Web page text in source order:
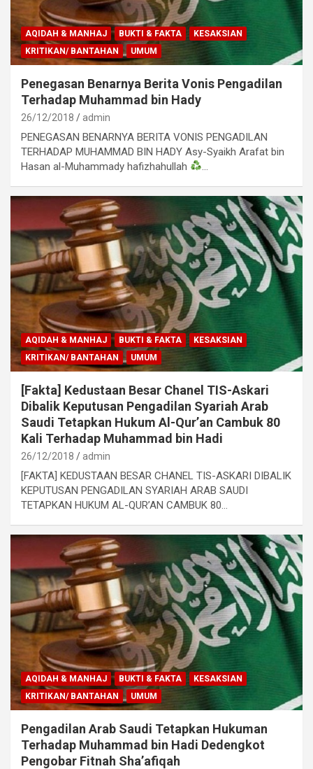
AQIDAH & MANHAJ BUKTI & FAKTA
KESAKSIAN
KRITIKAN/ BANTAHAN
UMUM
Penegasan Benarnya Berita Vonis Pengadilan
Terhadap Muhammad bin Hady
26/12/2018 admin
PENEGASAN BENARNYA BERITA VONIS PENGADILAN
TERHADAP MUHAMMAD BIN HADY Asy-Syaikh Arafat bin
Hasan al-Muhammady hafizhahullah
…
AQIDAH & MANHAJ BUKTI & FAKTA
KESAKSIAN
KRITIKAN/ BANTAHAN
UMUM
[Fakta] Kedustaan Besar Chanel TIS-Askari
Dibalik Keputusan Pengadilan Syariah Arab
Saudi Tetapkan Hukum Al-Qur’an Cambuk 80
Kali Terhadap Muhammad bin Hadi
26/12/2018 admin
[FAKTA] KEDUSTAAN BESAR CHANEL TIS-ASKARI DIBALIK
KEPUTUSAN PENGADILAN SYARIAH ARAB SAUDI
TETAPKAN HUKUM AL-QUR’AN CAMBUK 80…
AQIDAH & MANHAJ BUKTI & FAKTA
KESAKSIAN
KRITIKAN/ BANTAHAN
UMUM
Pengadilan Arab Saudi Tetapkan Hukuman
Terhadap Muhammad bin Hadi Dedengkot
Pengobar Fitnah Sha’afiqah